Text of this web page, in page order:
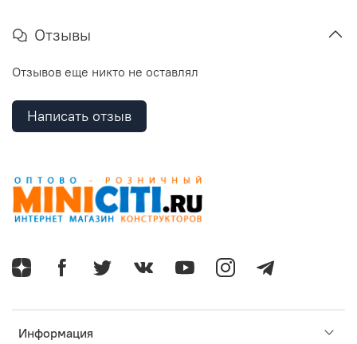
Отзывы
Отзывов еще никто не оставлял
Написать отзыв
Информация